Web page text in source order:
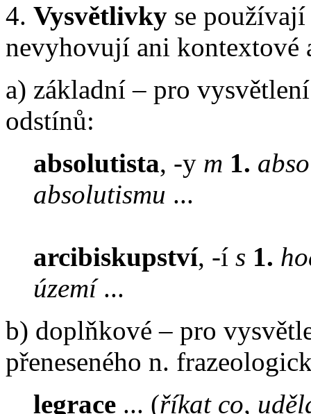
4. Vysvětlivky se
nevyhovují ani kontextové
a) základní – pro
odstínů:
absolutista, -y m 1.
absolutismu ...
arcibiskupství, -í s 1.
území ...
b) doplňkové – pro
přeneseného n.
legrace ... (říkat co,